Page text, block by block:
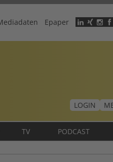
menu
Epaper
LOGIN
TV PODCAST